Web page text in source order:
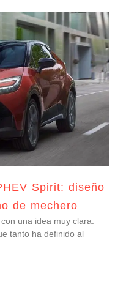
Spirit: diseño
de mechero
una idea muy clara:
tanto ha definido al